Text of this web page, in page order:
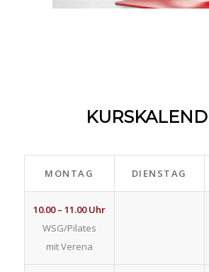
MONTAG DIENSTAG
10.00 – 11.00 Uhr
WSG/Pilates
mit Verena